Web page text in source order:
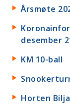
Årsmøte
desember
KM 10-ball
Horten